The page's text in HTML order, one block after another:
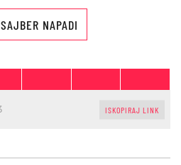
SAJBER NAPADI
ISKOPIRAJ LINK